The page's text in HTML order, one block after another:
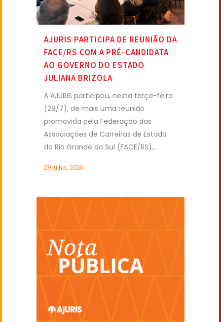
AJURIS PARTICIPA DE REUNIÃO DA
FACE/RS COM A PRÉ-CANDIDATA
AO GOVERNO DO ESTADO
JULIANA BRIZOLA
A AJURIS participou, nesta terça-feira
(28/7), de mais uma reunião
promovida pela Federação das
Associações de Carreiras de Estado
do Rio Grande do Sul (FACE/RS),...
29 julho, 2026